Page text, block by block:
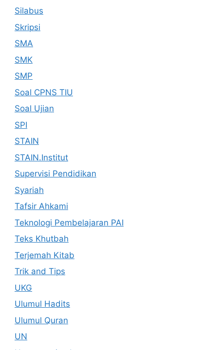
Silabus
Skripsi
SMA
SMK
SMP
Soal CPNS TIU
Soal Ujian
SPI
STAIN
STAIN.Institut
Supervisi Pendidikan
Syariah
Tafsir Ahkami
Teknologi Pembelajaran PAI
Teks Khutbah
Terjemah Kitab
Trik and Tips
UKG
Ulumul Hadits
Ulumul Quran
UN